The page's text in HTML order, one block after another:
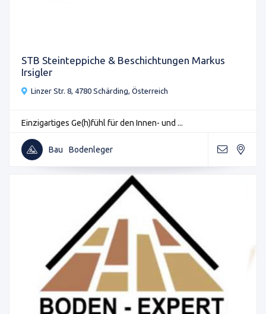
STB Steinteppiche & Beschichtungen Markus
Irsigler
Linzer Str. 8, 4780 Schärding, Österreich
Einzigartiges Ge(h)fühl für den Innen- und ...
Bau Bodenleger